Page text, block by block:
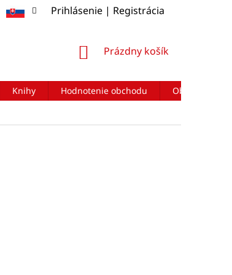
Prihlásenie | Registrácia
NÁKUPNÝ
Prázdny košík
Knihy Hodnotenie obchodu
Obchodné